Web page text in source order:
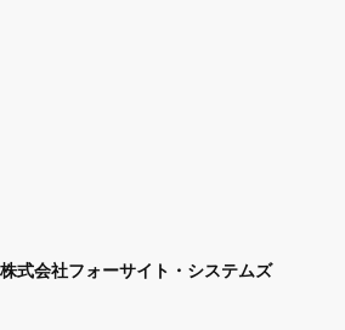
株式会社フォーサイト・システムズ